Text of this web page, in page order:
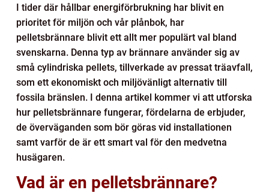
I tider där hållbar energiförbrukning har blivit en
prioritet för miljön och vår plånbok, har
pelletsbrännare blivit ett allt mer populärt val bland
svenskarna. Denna typ av brännare använder sig av
små cylindriska pellets, tillverkade av pressat träavfall,
som ett ekonomiskt och miljövänligt alternativ till
fossila bränslen. I denna artikel kommer vi att utforska
hur pelletsbrännare fungerar, fördelarna de erbjuder,
de överväganden som bör göras vid installationen
samt varför de är ett smart val för den medvetna
husägaren.
Vad är en pelletsbrännare?